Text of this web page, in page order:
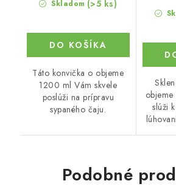
Skladom (>5 ks)
DO KOŠÍKA
Táto konvička o objeme
1200 ml Vám skvele
poslúži na prípravu
sypaného čaju.
slúži
Podobné